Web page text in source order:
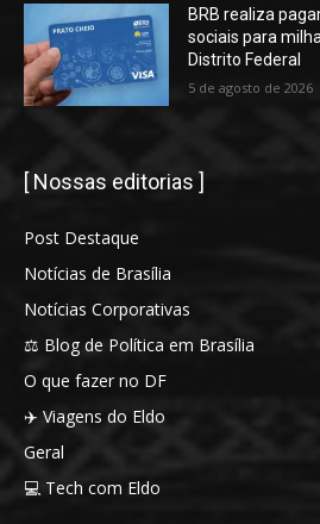
BRB realiza
sociais para
Distrito Federal
5 de agosto de 2026
[ Nossas editorias ]
Post Destaque
Notícias de Brasília
Notícias Corporativas
⚖️ Blog de Política em Brasília
O que fazer no DF
✈️ Viagens do Eldo
Geral
💻 Tech com Eldo